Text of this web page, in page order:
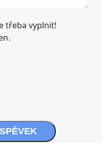
třeba vyplnit!